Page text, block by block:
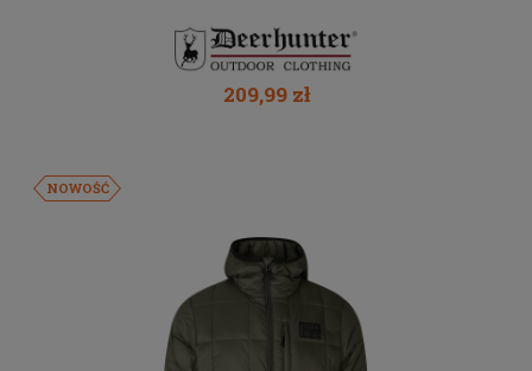
209,99 zł
NOWOŚĆ